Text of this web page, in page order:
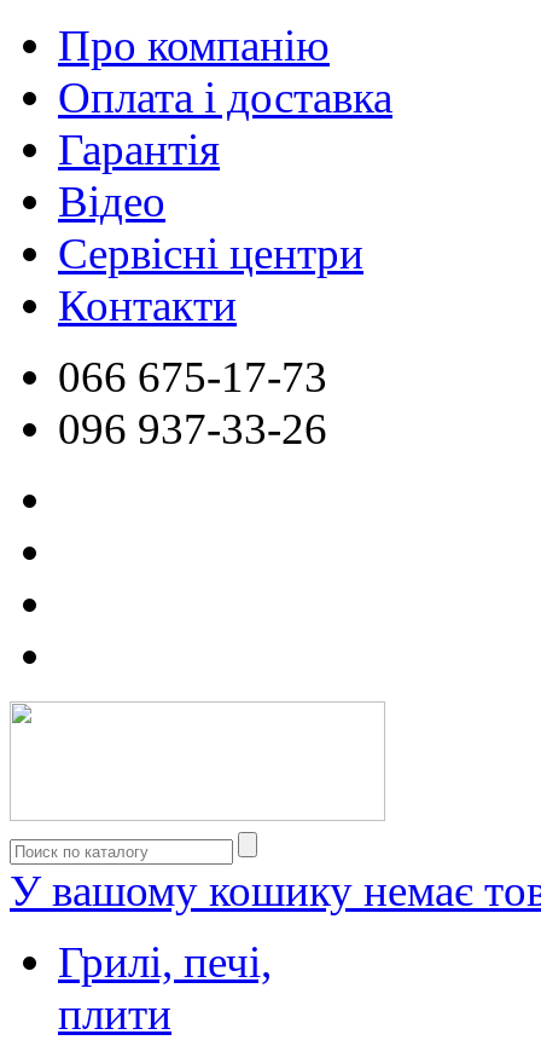
Про компанію
Оплата і доставка
Гарантія
Відео
Сервісні центри
Контакти
066 675-17-73
096 937-33-26
У вашому кошику немає
Грилі, печі,
плити